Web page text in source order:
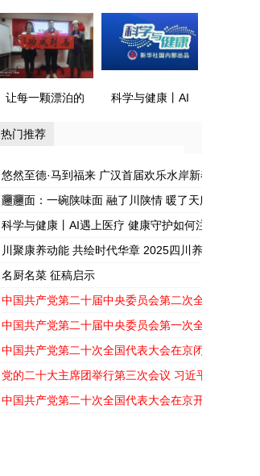
来 广汉首届欢乐
水岸新春嘉年华
盛大启幕
味面 融了川陕情
暖了天府胃
让每一颗漂泊的
张开杰走进蓉漂
之...
科学与健康丨AI
力？
热门推荐
悠然至德·马到福来 广汉首届欢乐水岸新春嘉年华盛
𰻞𰻞面：一碗陕味面 融了川陕情 暖了天府胃
科学与健康丨AI遇上医疗 健康守护如何注入新活力
川聚康养动能 共绘时代华章 2025四川养生产业大
幕
名厨名菜 征稿启示
中国共产党第二十届中央委员会第二次全体会议公报
中国共产党第二十届中央委员会第一次全体会议公报
中国共产党第二十次全国代表大会在京闭幕
党的二十大主席团举行第三次会议 习近平主持会议
中国共产党第二十次全国代表大会在京开幕